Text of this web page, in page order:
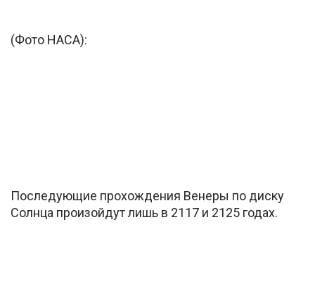
(Фото НАСА):
Последующие прохождения Венеры по диску
Солнца произойдут лишь в 2117 и 2125 годах.